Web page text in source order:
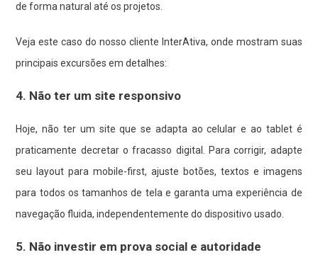
de forma natural até os projetos.
Veja este caso do nosso cliente InterAtiva, onde mostram suas
principais excursões em detalhes:
4. Não ter um site responsivo
Hoje, não ter um site que se adapta ao celular e ao tablet é
praticamente decretar o fracasso digital. Para corrigir, adapte
seu layout para mobile-first, ajuste botões, textos e imagens
para todos os tamanhos de tela e garanta uma experiência de
navegação fluida, independentemente do dispositivo usado.
5. Não investir em prova social e autoridade